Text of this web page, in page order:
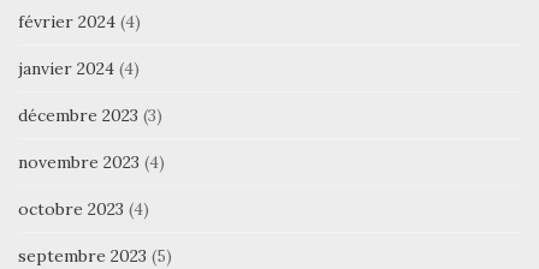
février 2024 (4)
janvier 2024 (4)
décembre 2023 (3)
novembre 2023 (4)
octobre 2023 (4)
septembre 2023 (5)